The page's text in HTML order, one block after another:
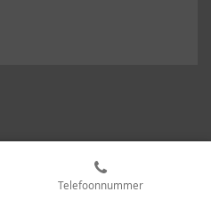
Telefoonnummer